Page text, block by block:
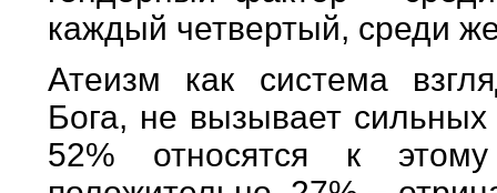
каждый четвертый, среди
Атеизм как система
Бога, не вызывает
52% относятся к